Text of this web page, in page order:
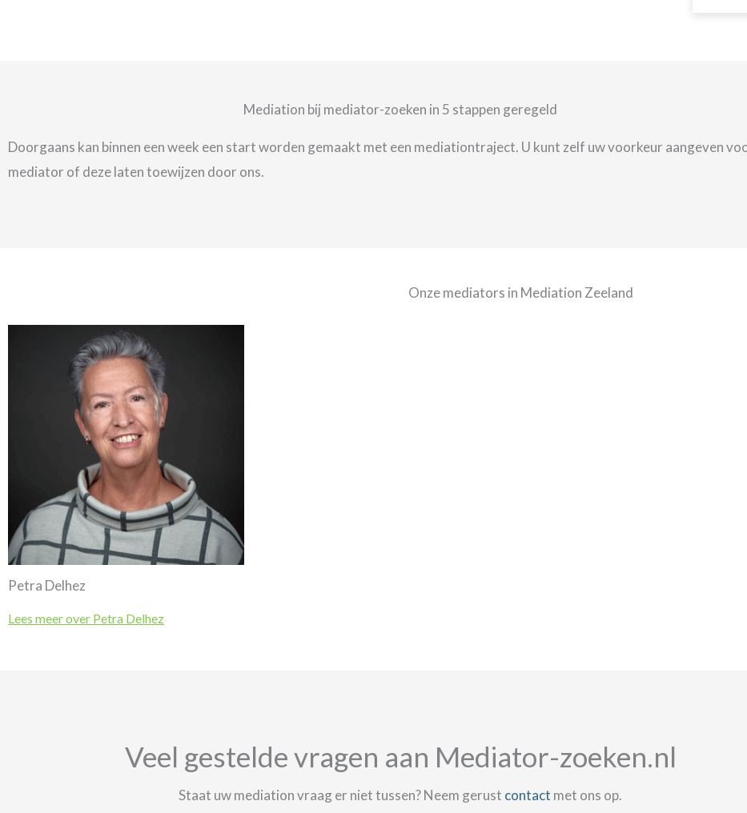
Mediation bij mediator-zoeken in 5 stappen geregeld
Doorgaans kan binnen een week een start worden gemaakt met een mediationtraject. U kunt zelf uw voorkeur aangeven
mediator of deze laten toewijzen door ons.
Onze mediators in Mediation Zeeland
Petra Delhez
Lees meer over Petra Delhez
Veel gestelde vragen aan Mediator-zoeken.nl
Staat uw mediation vraag er niet tussen? Neem gerust contact met ons op.